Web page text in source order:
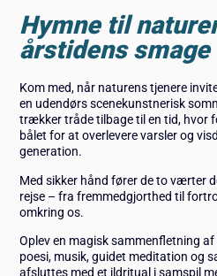
Hymne til
årstidens smage
Kom med, når naturens tjenere
en udendørs scenekunstnerisk
trækker tråde tilbage til en tid, hvor
bålet for at overlevere varsler og
generation.
Med sikker hånd fører de to værter
rejse – fra fremmedgjorthed til
omkring os.
Oplev en magisk sammenfletning
poesi, musik, guidet meditation og
afsluttes med et ildritual i samspil